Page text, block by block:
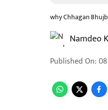
why Chhagan
Namdeo
Published On: